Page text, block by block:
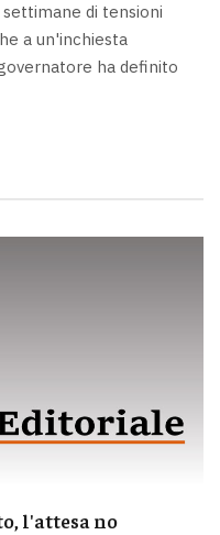
di tensioni
a un'inchiesta
ha definito
l'attesa no